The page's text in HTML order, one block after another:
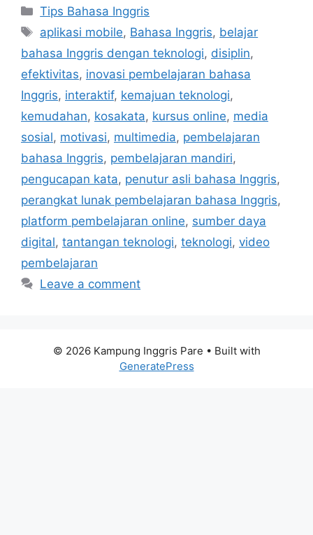
Categories
Tips Bahasa Inggris
Tags
aplikasi mobile, Bahasa Inggris, belajar
bahasa Inggris dengan teknologi, disiplin,
efektivitas, inovasi pembelajaran bahasa
Inggris, interaktif, kemajuan teknologi,
kemudahan, kosakata, kursus online, media
sosial, motivasi, multimedia, pembelajaran
bahasa Inggris, pembelajaran mandiri,
pengucapan kata, penutur asli bahasa Inggris,
perangkat lunak pembelajaran bahasa Inggris,
platform pembelajaran online, sumber daya
digital, tantangan teknologi, teknologi, video
pembelajaran
Leave a comment
© 2026 Kampung Inggris Pare • Built with
GeneratePress